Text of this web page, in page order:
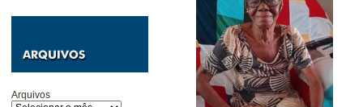
Arquivos